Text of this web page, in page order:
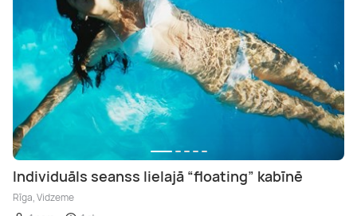
Individuāls seanss lielajā “floating” kabīnē
Rīga, Vidzeme